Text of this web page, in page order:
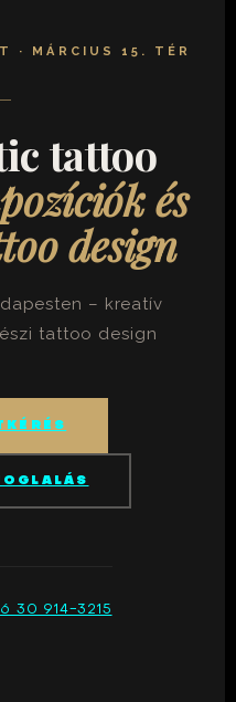
· MÁRCIUS 15. TÉR
tattoo
és
design
– kreatív
tattoo design
30 914-3215